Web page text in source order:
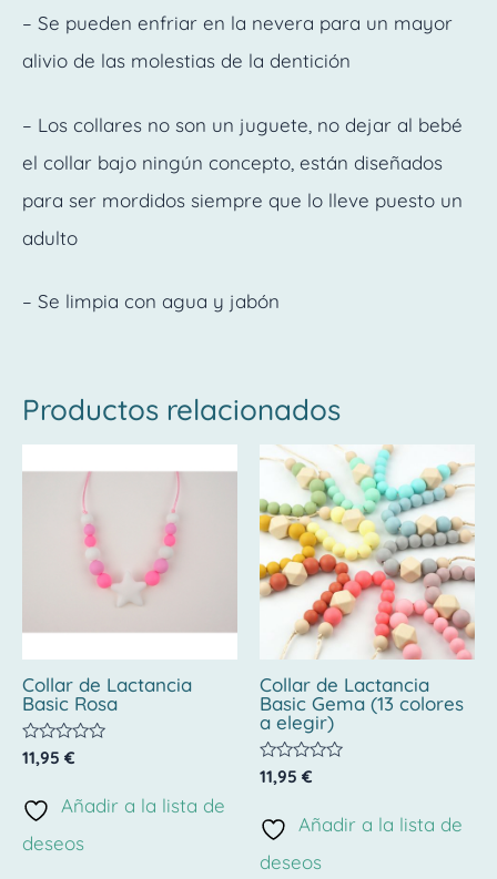
– Se pueden enfriar en la nevera para un mayor
alivio de las molestias de la dentición
– Los collares no son un juguete, no dejar al bebé
el collar bajo ningún concepto, están diseñados
para ser mordidos siempre que lo lleve puesto un
adulto
– Se limpia con agua y jabón
Productos relacionados
Collar de Lactancia
Basic Rosa
Valorado
con
de
5
11,95 €
Añadir a la lista de
deseos
Collar de Lactancia
Basic Gema (13 colores
a elegir)
Valorado
con
de
5
11,95 €
Añadir a la lista de
deseos